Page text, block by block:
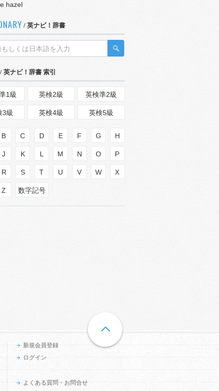
hazel
/ 英ナビ！辞書
/ 英ナビ！辞書 索引
1級 英検2級 英検準2級
3級 英検4級 英検5級
B C D E F G H
J K L M N O P
R S T U V W X
Z 数字記号
新規会員登録
ログイン
よくある質問・お問合せ